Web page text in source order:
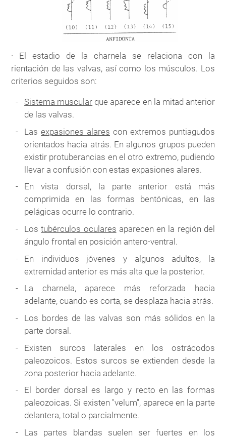
· El estadio de la charnela se relaciona con la
rientación de las valvas, así como los músculos. Los
criterios seguidos son:
Sistema muscular que aparece en la mitad anterior
de las valvas.
Lasexpasiones alares con extremos puntiagudos
orientados hacia atrás. En algunos grupos pueden
existir protuberancias en el otro extremo, pudiendo
llevar a confusión con estas expasiones alares.
En vista dorsal, la parte anterior está más
comprimida en las formas bentónicas, en las
pelágicas ocurre lo contrario.
Lostubérculos oculares aparecen en la región del
ángulo frontal en posición antero-ventral.
En individuos jóvenes y algunos adultos, la
extremidad anterior es más alta que la posterior.
La charnela, aparece más reforzada hacia
adelante, cuando es corta, se desplaza hacia atrás.
Los bordes de las valvas son más sólidos en la
parte dorsal.
Existen surcos laterales en los ostrácodos
paleozoicos. Estos surcos se extienden desde la
zona posterior hacia adelante.
El border dorsal es largo y recto en las formas
paleozoicas. Si existen "velum", aparece en la parte
delantera, total o parcialmente.
Las partes blandas suelen ser fuertes en los